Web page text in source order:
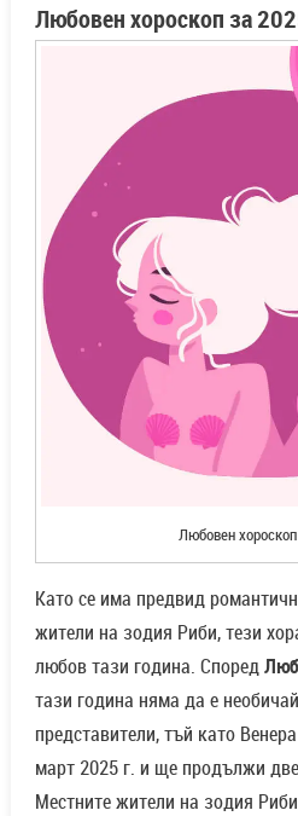
Любовен хороскоп за
Любовен
Като се има предвид
жители на зодия Риби, тези
любов тази година. Според
тази година няма да е
представители, тъй като
март 2025 г. и ще продължи
Местните жители на зодия